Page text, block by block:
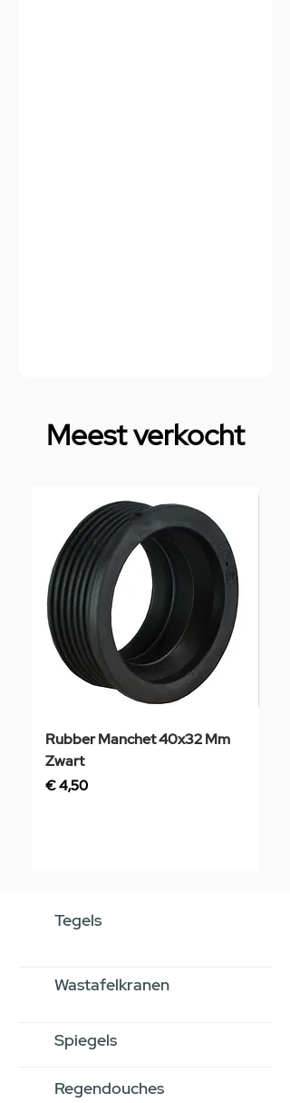
Meest verkocht
Rubber Manchet 40x32 Mm
Zwart
Prijs
€ 4,50
Tegels
Wastafelkranen
Spiegels
Regendouches